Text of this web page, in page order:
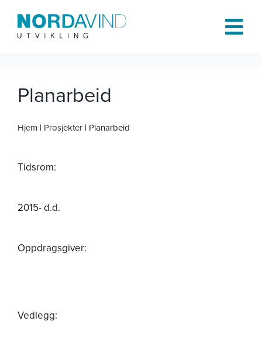
Planarbeid
Hjem | Prosjekter| Planarbeid
Tidsrom:
2015- d.d.
Oppdragsgiver:
Vedlegg: